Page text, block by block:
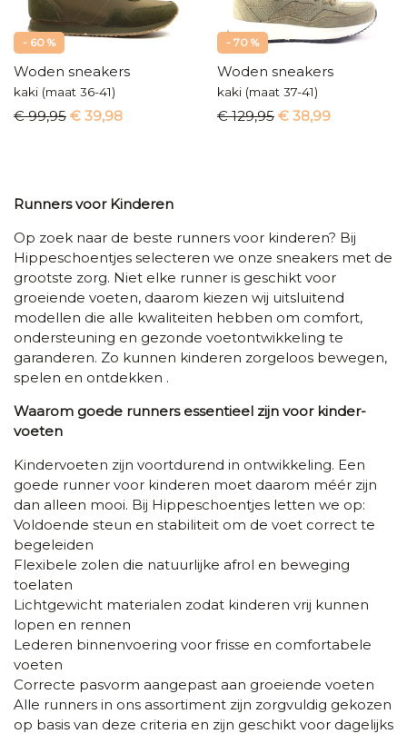
- 60 %
Woden sneakers
kaki (maat 36-41)
€ 99,95 € 39,98
- 70 %
Woden sneakers
kaki (maat 37-41)
€ 129,95 € 38,99
Runners voor Kinderen
Op zoek naar de beste runners voor kinderen? Bij
Hippeschoentjes selecteren we onze sneakers met de
grootste zorg. Niet elke runner is geschikt voor
groeiende voeten, daarom kiezen wij uitsluitend
modellen die alle kwaliteiten hebben om comfort,
ondersteuning en gezonde voetontwikkeling te
garanderen. Zo kunnen kinderen zorgeloos bewegen,
spelen en ontdekken .
Waarom goede runners essentieel zijn voor kinder­
voeten
Kinder­voeten zijn voortdurend in ontwikkeling. Een
goede runner voor kinderen moet daarom méér zijn
dan alleen mooi. Bij Hippeschoentjes letten we op:
Voldoende steun en stabiliteit om de voet correct te
begeleiden
Flexibele zolen die natuurlijke afrol en beweging
toelaten
Lichtgewicht materialen zodat kinderen vrij kunnen
lopen en rennen
Lederen binnenvoering voor frisse en comfortabele
voeten
Correcte pasvorm aangepast aan groeiende voeten
Alle runners in ons assortiment zijn zorgvuldig gekozen
op basis van deze criteria en zijn geschikt voor dagelijks